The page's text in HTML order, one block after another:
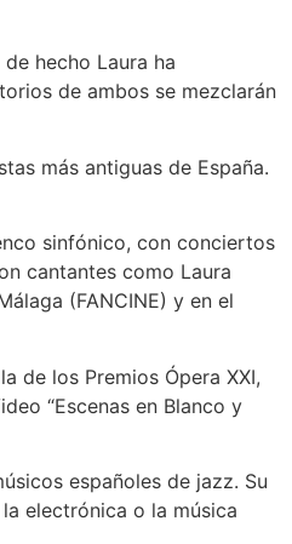
hecho Laura ha
de ambos se mezclarán
más antiguas de España.
sinfónico, con conciertos
cantantes como Laura
(FANCINE) y en el
de los Premios Ópera XXI,
“Escenas en Blanco y
españoles de jazz. Su
electrónica o la música